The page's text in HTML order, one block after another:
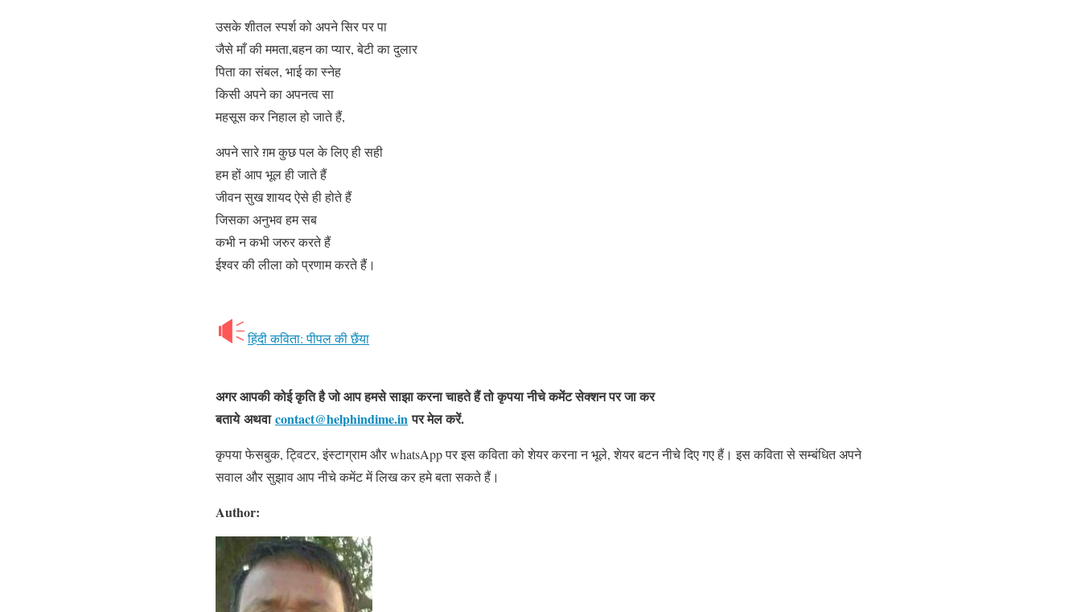
उसके शीतल स्पर्श को अपने सिर पर पा
जैसे माँ की ममता,बहन का प्यार, बेटी का दुलार
पिता का संबल, भाई का स्नेह
किसी अपने का अपनत्व सा
महसूस कर निहाल हो जाते हैं,
अपने सारे ग़म कुछ पल के लिए ही सही
हम हों आप भूल ही जाते हैं
जीवन सुख शायद ऐसे ही होते हैं
जिसका अनुभव हम सब
कभी न कभी जरुर करते हैं
ईश्वर की लीला को प्रणाम करते हैं।
हिंदी कविता: पीपल की छैंया
अगर आपकी कोई कृति है जो आप हमसे साझा करना चाहते हैं तो कृपया नीचे कमेंट सेक्शन पर जा कर
बताये अथवाcontact@helphindime.inपर मेल करें.
कृपया फेसबुक, ट्विटर, इंस्टाग्राम और whatsApp पर इस कविता को शेयर करना न भूले, शेयर बटन नीचे दिए गए हैं। इस कविता से सम्बंधित अपने
सवाल और सुझाव आप नीचे कमेंट में लिख कर हमे बता सकते हैं।
Author: